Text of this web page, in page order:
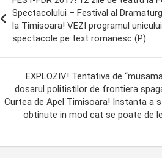
Spectacolului – Festival al
la Timisoara! VEZI programul
spectacole pe text romanesc (P)
EXPLOZIV! Tentativa de
dosarul politistilor de frontiera
Curtea de Apel Timisoara! Instanta a
obtinute in mod cat se poate de